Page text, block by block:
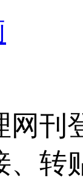
网刊
、转